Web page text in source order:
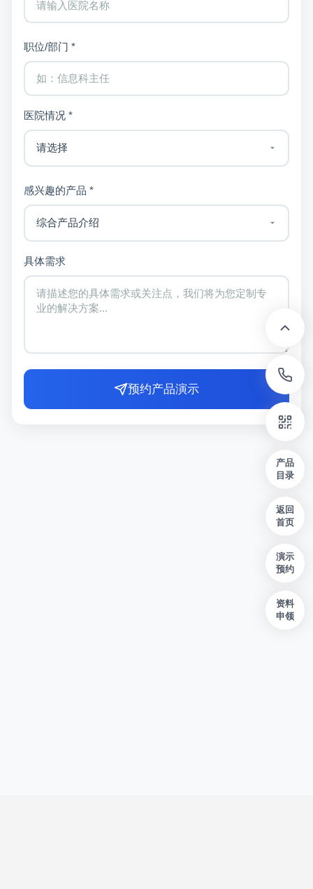
职位/部门 *
医院情况 *
感兴趣的产品 *
具体需求
预约产品演示
产品
目录
返回
首页
演示
预约
资料
申领